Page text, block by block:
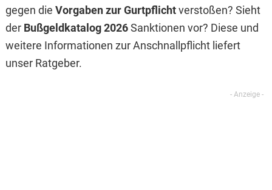
gegen die Vorgaben zur Gurtpflichtverstoßen? Sieht
der Bußgeldkatalog2026Sanktionen vor? Diese und
weitere Informationen zur Anschnallpflicht liefert
unser Ratgeber.